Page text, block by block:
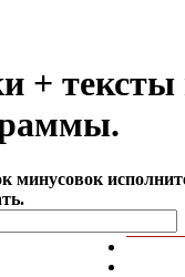
+ тексты
минусовок